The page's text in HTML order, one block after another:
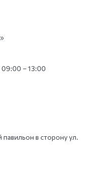
– 13:00
в сторону ул.